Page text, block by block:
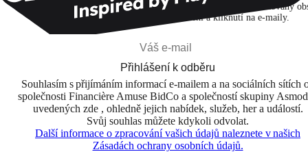
Přihlašuji se k odběru, abych objevoval hry, novinky a personalizovaný
na základě svých zájmů a svých otevření a kliknutí na e-maily.
Přihlášení k odběru
Souhlasím s přijímáním informací e-mailem a na sociálních sítích
společnosti Financière Amuse BidCo a společností skupiny
uvedených zde , ohledně jejich nabídek, služeb, her a událostí.
Svůj souhlas můžete kdykoli odvolat.
Další informace o zpracování vašich údajů naleznete v našich
Zásadách ochrany osobních údajů.